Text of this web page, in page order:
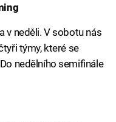
v neděli. V sobotu nás
týmy, které se
nedělního semifinále